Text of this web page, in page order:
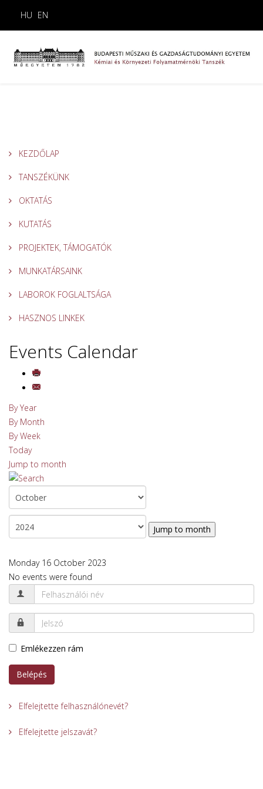
HU EN
KEZDŐLAP
TANSZÉKÜNK
OKTATÁS
KUTATÁS
PROJEKTEK, TÁMOGATÓK
MUNKATÁRSAINK
LABOROK FOGLALTSÁGA
HASZNOS LINKEK
Events Calendar
By Year
By Month
By Week
Today
Jump to month
Jump to month
Monday 16 October 2023
No events were found
Emlékezzen rám
Belépés
Elfelejtette felhasználónevét?
Elfelejtette jelszavát?